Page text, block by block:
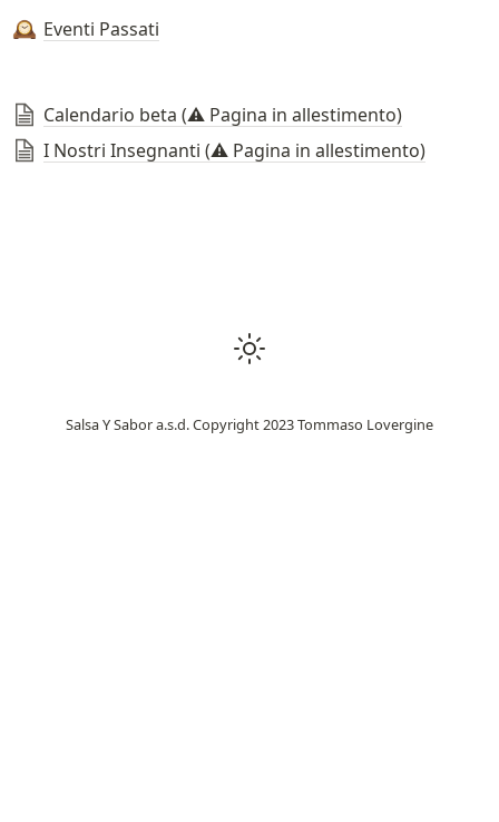
🕰️ Eventi Passati
Calendario beta (⚠️ Pagina in allestimento)
I Nostri Insegnanti (⚠️ Pagina in allestimento)
Salsa Y Sabor a.s.d. Copyright 2023Tommaso Lovergine